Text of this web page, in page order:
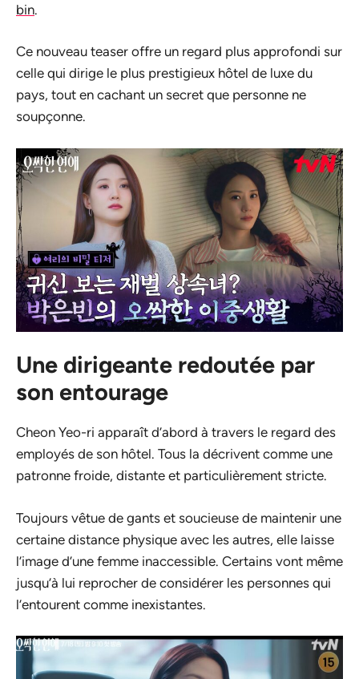
bin.
Ce nouveau teaser offre un regard plus approfondi sur
celle qui dirige le plus prestigieux hôtel de luxe du
pays, tout en cachant un secret que personne ne
soupçonne.
Une dirigeante redoutée par
son entourage
Cheon Yeo-ri apparaît d’abord à travers le regard des
employés de son hôtel. Tous la décrivent comme une
patronne froide, distante et particulièrement stricte.
Toujours vêtue de gants et soucieuse de maintenir une
certaine distance physique avec les autres, elle laisse
l’image d’une femme inaccessible. Certains vont même
jusqu’à lui reprocher de considérer les personnes qui
l’entourent comme inexistantes.